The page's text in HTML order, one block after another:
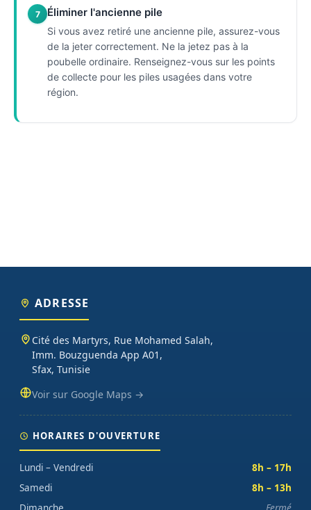
7 Éliminer l'ancienne pile
Si vous avez retiré une ancienne pile, assurez-vous
de la jeter correctement. Ne la jetez pas à la
poubelle ordinaire. Renseignez-vous sur les points
de collecte pour les piles usagées dans votre
région.
ADRESSE
Cité des Martyrs, Rue Mohamed Salah,
Imm. Bouzguenda App A01,
Sfax, Tunisie
Voir sur Google Maps →
HORAIRES D'OUVERTURE
Lundi – Vendredi
8h – 17h
Samedi
8h – 13h